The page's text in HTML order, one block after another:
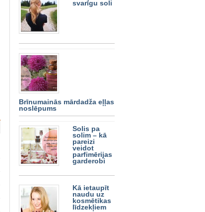
svarīgu soli
Brīnumainās mārdadža eļļas
noslēpums
Solis pa
solim – kā
pareizi
veidot
parfimērijas
garderobi
Kā ietaupīt
naudu uz
kosmētikas
līdzekļiem